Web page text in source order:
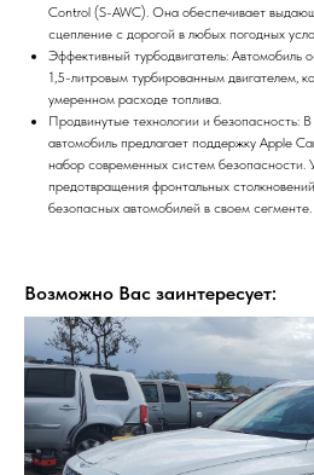
Control (S-AWC). Она обеспечивает
сцепление с дорогой в любых погодных
Эффективный турбодвигатель:
1,5-литровым турбированным двигателем,
умеренном расходе топлива.
Продвинутые технологии и безопасность:
автомобиль предлагает поддержку Apple
набор современных систем безопасности.
предотвращения фронтальных
безопасных автомобилей в своем сегменте.
Возможно Вас заинтересует: